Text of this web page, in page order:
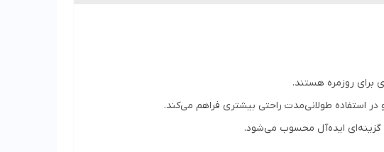
استفاده طولانی‌مدت راحتی بیشتری فراهم می‌کند.
گزینه‌ای ایده‌آل محسوب می‌شود.